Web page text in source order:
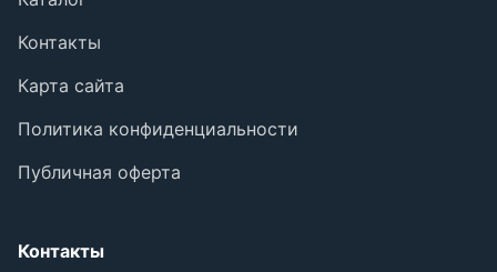
Контакты
Карта сайта
Политика конфиденциальности
Публичная оферта
Контакты